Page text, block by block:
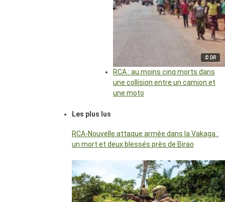
© DR
RCA : au moins cinq morts dans
une collision entre un camion et
une moto
Les plus lus
RCA-Nouvelle attaque armée dans la Vakaga :
un mort et deux blessés près de Birao